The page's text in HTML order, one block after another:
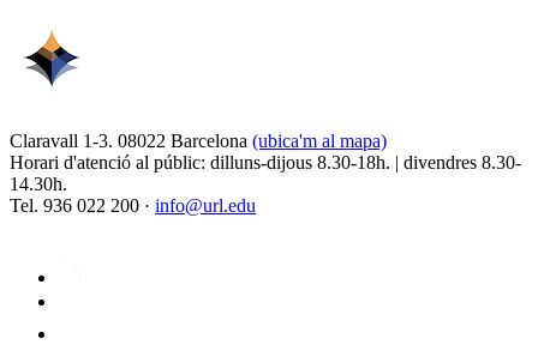
Claravall 1-3. 08022 Barcelona (ubica'm al mapa)
Horari d'atenció al públic: dilluns-dijous 8.30-18h. | divendres 8.30-
14.30h.
Tel. 936 022 200 · info@url.edu